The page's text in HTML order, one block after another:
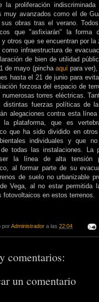
la proliferación
muy avanzados como el de
obras tras el verano.
que "asfixiarán" la forma
otros que se encuentran por la
como infraestructura de
de bien de utilidad
de mayo (pincha aquípara ver),
hasta el 21 de junio para
forzosa del espacio de
numerosas torres eléctricas.
distintas fuerzas políticas de
alegaciones contra esta
la plataforma, que es
que ha sido dividido en
individuales y que
todas las instalaciones. La
la línea de alta tensión
al formar parte de su
de suelo no urbanizable
Vega, al no estar permitida
fotovoltaicos en estos terrenos.
porAdministrador a las 22:04
comentarios:
un comentario